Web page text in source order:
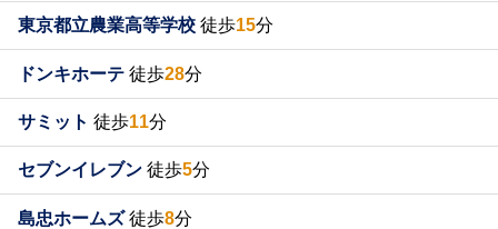
東京都立農業高等学校 徒歩15分
ドンキホーテ 徒歩28分
サミット 徒歩11分
セブンイレブン 徒歩5分
島忠ホームズ徒歩8分